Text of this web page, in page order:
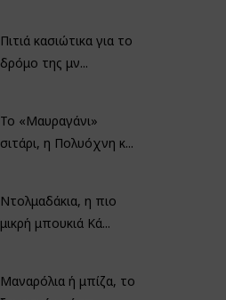
Πιτιά κασιώτικα για το
δρόμο της μν...
Το «Μαυραγάνι»
σιτάρι, η Πολυόχνη κ...
Ντολμαδάκια, η πιο
μικρή μπουκιά Κά...
Μαναρόλια ή μπίζα, το